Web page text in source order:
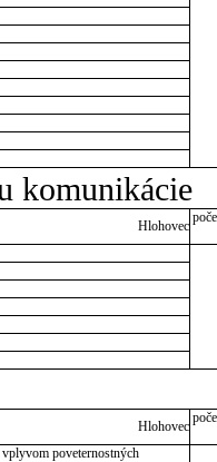
komunikácie
Hlohovec
Hlohovec
poveternostných